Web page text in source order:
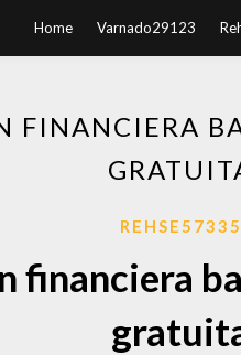
Home Varnado29123
FINANCIERA
REHSE57335
financiera